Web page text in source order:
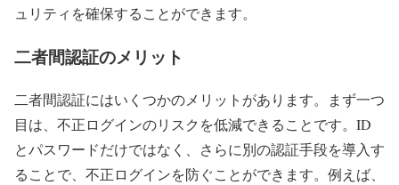
ュリティを確保することができます。
二者間認証のメリット
二者間認証にはいくつかのメリットがあります。まず一つ
目は、不正ログインのリスクを低減できることです。ID
とパスワードだけではなく、さらに別の認証手段を導入す
ることで、不正ログインを防ぐことができます。例えば、